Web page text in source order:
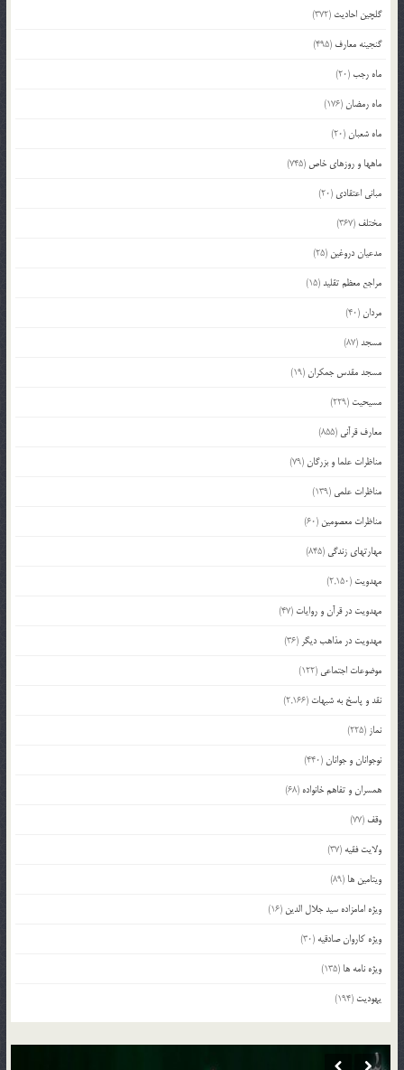
گلچین احادیث (372)
گنجینه معارف (495)
ماه رجب(20)
ماه رمضان(176)
ماه شعبان(20)
ماهها و روزهای خاص (745)
مبانی اعتقادی (20)
مختلف (367)
مدعیان دروغین (25)
مراجع معظم تقلید(15)
مردان(40)
مسجد(87)
مسجد مقدس جمکران(19)
مسیحیت (229)
معارف قرآنی (855)
مناظرات علما و بزرگان(79)
مناظرات علمی (139)
مناظرات معصومین (60)
مهارتهای زندگی (845)
مهدویت (2,150)
مهدویت در قرآن و روایات (47)
مهدویت در مذاهب دیگر (36)
موضوعات اجتماعی (122)
نقد و پاسخ به شبهات (2,166)
نماز (225)
نوجوانان و جوانان(440)
همسران و تفاهم خانواده (68)
وقف (77)
ولایت فقیه (37)
ویتامین ها (89)
ویژه امامزاده سید جلال الدین (16)
ویژه کاروان صادقیه (30)
ویژه نامه ها (135)
یهودیت (194)